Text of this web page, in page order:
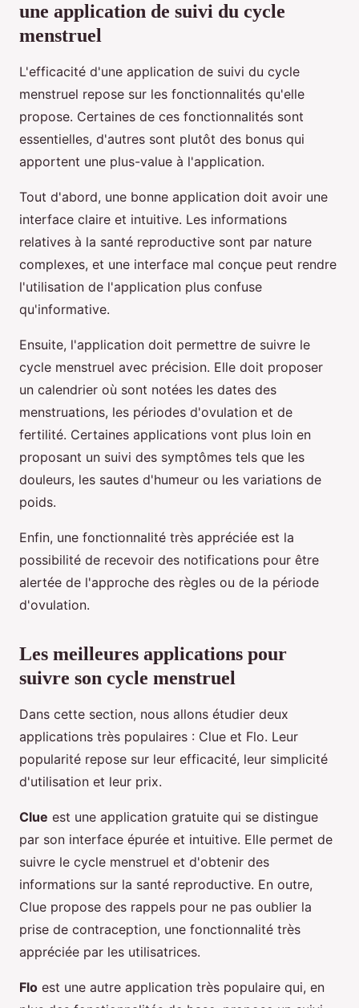
une application de suivi du cycle
menstruel
L'efficacité d'une application de suivi du cycle
menstruel repose sur les fonctionnalités qu'elle
propose. Certaines de ces fonctionnalités sont
essentielles, d'autres sont plutôt des bonus qui
apportent une plus-value à l'application.
Tout d'abord, une bonne application doit avoir une
interface claire et intuitive. Les informations
relatives à la santé reproductive sont par nature
complexes, et une interface mal conçue peut rendre
l'utilisation de l'application plus confuse
qu'informative.
Ensuite, l'application doit permettre de suivre le
cycle menstruel avec précision. Elle doit proposer
un calendrier où sont notées les dates des
menstruations, les périodes d'ovulation et de
fertilité. Certaines applications vont plus loin en
proposant un suivi des symptômes tels que les
douleurs, les sautes d'humeur ou les variations de
poids.
Enfin, une fonctionnalité très appréciée est la
possibilité de recevoir des notifications pour être
alertée de l'approche des règles ou de la période
d'ovulation.
Les meilleures applications pour
suivre son cycle menstruel
Dans cette section, nous allons étudier deux
applications très populaires : Clue et Flo. Leur
popularité repose sur leur efficacité, leur simplicité
d'utilisation et leur prix.
Clue est une application gratuite qui se distingue
par son interface épurée et intuitive. Elle permet de
suivre le cycle menstruel et d'obtenir des
informations sur la santé reproductive. En outre,
Clue propose des rappels pour ne pas oublier la
prise de contraception, une fonctionnalité très
appréciée par les utilisatrices.
Flo est une autre application très populaire qui, en